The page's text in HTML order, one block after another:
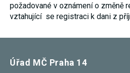
požadované v oznámení o změně
vztahující se registraci k dani z
Úřad MČ Praha 14